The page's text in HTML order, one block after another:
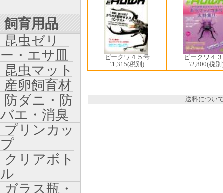
ビークワ４５号
\1,315(税別)
ビークワ４
\2,800(税別)
送料につい
飼育用品
昆虫ゼリ
ー・エサ皿
昆虫マット
産卵飼育材
防ダニ・防
バエ・消臭
プリンカッ
プ
クリアボト
ル
ガラス瓶・